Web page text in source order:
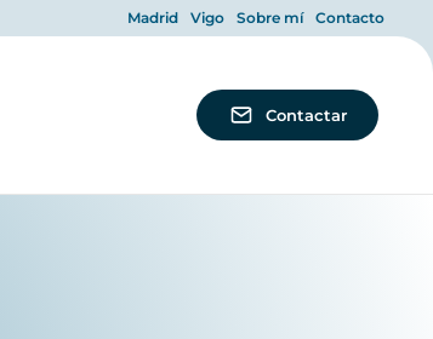
Madrid Vigo Sobre mí Contacto
Contactar